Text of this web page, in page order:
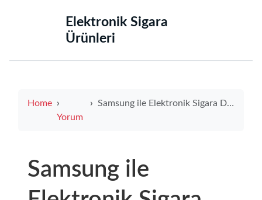
‌Elektronik Sigara
Ürünleri‌
Home
Yorum
Samsung ile Elektronik Sigara Dünyasını Keşfedin
Samsung ile